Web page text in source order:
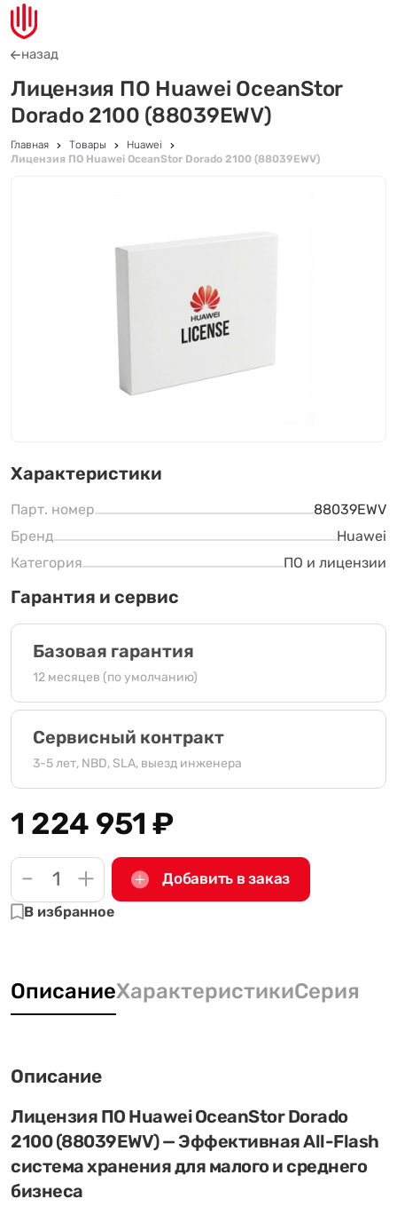
назад
Лицензия ПО Huawei OceanStor
Dorado 2100 (88039EWV)
Главная Товары
Huawei
Лицензия ПО Huawei OceanStor Dorado 2100 (88039EWV)
Характеристики
Парт. номер
88039EWV
Бренд
Huawei
Категория
ПО и лицензии
Гарантия и сервис
Базовая гарантия
12 месяцев (по умолчанию)
Сервисный контракт
3-5 лет, NBD, SLA, выезд инженера
1 224 951₽
- + Добавить в заказ
В избранное
ОписаниеХарактеристикиСерия
Описание
Лицензия ПО Huawei OceanStor Dorado
2100 (88039EWV) — Эффективная All-Flash
система хранения для малого и среднего
бизнеса